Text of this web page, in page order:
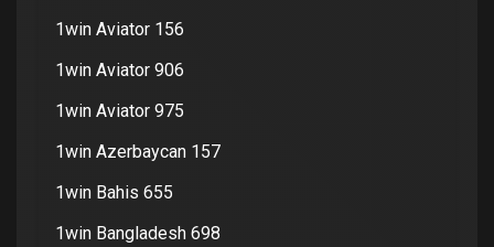
1win Aviator 156
1win Aviator 906
1win Aviator 975
1win Azerbaycan 157
1win Bahis 655
1win Bangladesh 698